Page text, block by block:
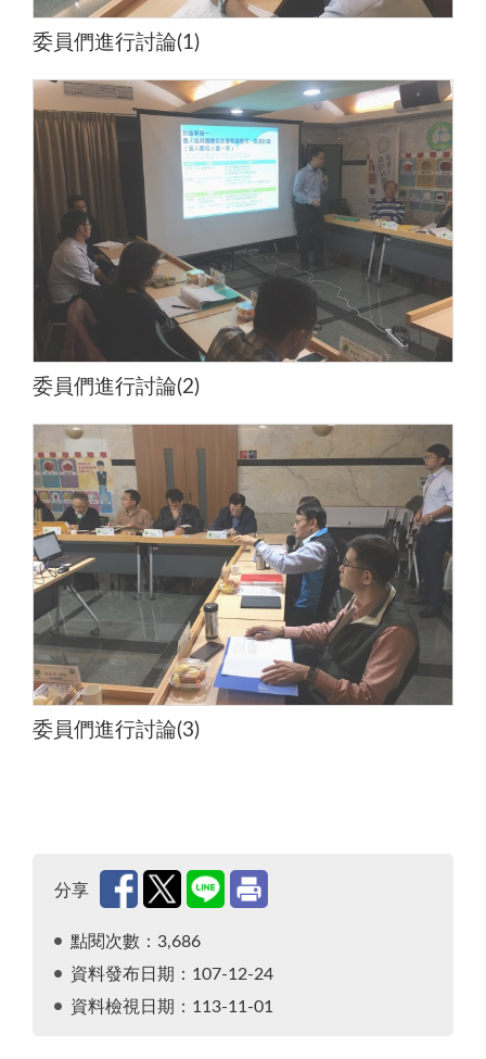
委員們進行討論(1)
委員們進行討論(2)
委員們進行討論(3)
分享
點閱次數：3,686
資料發布日期：107-12-24
資料檢視日期：113-11-01